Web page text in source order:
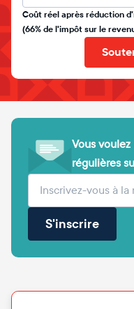
Coût réel après réduction
(66% de l'impôt sur le
Vous
régulières
Votre adresse e-
S'inscrire